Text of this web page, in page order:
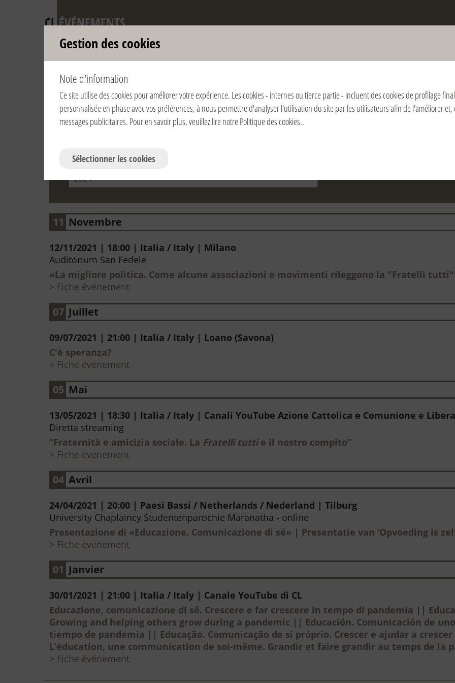
CLÉVÉNEMENTS
Autres rencontres avec Julián Carrón
Voir par année: 2021 2020 2019 2018
Ville
Date
11 Novembre
12/11/2021 | 18:00 | Italia / Italy | Milano
Auditorium San Fedele
«La migliore politica. Come alcune associazioni e movimenti rileggono la "Fratelli
Fiche événement
07 Juillet
09/07/2021 | 21:00 | Italia / Italy | Loano (Savona)
C'è speranza?
Fiche événement
05 Mai
13/05/2021 | 18:30 | Italia / Italy | Canali YouTube Azione Cattolica e Comunione e
Diretta streaming
“Fraternità e amicizia sociale. La Fratelli tuttie il nostro compito”
Fiche événement
04 Avril
24/04/2021 | 20:00 | Paesi Bassi / Netherlands / Nederland | Tilburg
University Chaplaincy Studentenparochie Maranatha - online
Presentazione di «Educazione. Comunicazione di sé» | Presentatie van ‘Opvoeding is
Fiche événement
01 Janvier
30/01/2021 | 21:00 | Italia / Italy | Canale YouTube di CL
Educazione, comunicazione di sé. Crescere e far crescere in tempo di pandemia ||
Growing and helping others grow during a pandemic || Educación. Comunicación de
tiempo de pandemia || Educação. Comunicação de si próprio. Crescer e ajudar a
L’éducation, une communication de soi-même. Grandir et faire grandir au temps de la
Fiche événement
Gestion des cookies
Note d'information
Ce site utilise des cookies pour améliorer votre expérience. Les cookies - internes ou tierce partie - incluent des cookies de profilage
personnalisée en phase avec vos préférences, à nous permettre d'analyser l'utilisation du site par les utilisateurs afin de l'améliorer
messages publicitaires. Pour en savoir plus, veuillez lire notrePolitique des cookies..
Sélectionner les cookies